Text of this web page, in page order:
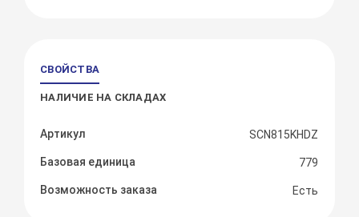
СВОЙСТВА
НАЛИЧИЕ НА СКЛАДАХ
Артикул SCN815KHDZ
Базовая единица 779
Возможность заказа Есть